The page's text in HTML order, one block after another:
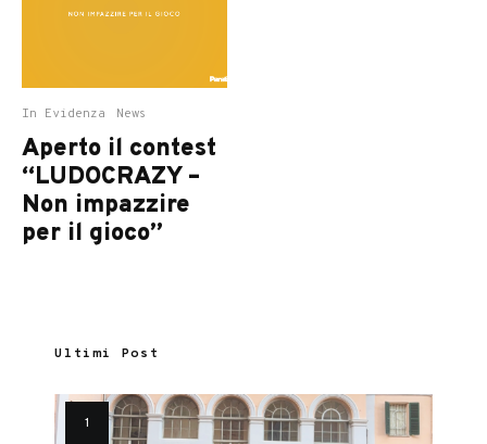
In Evidenza News
Aperto il contest
“LUDOCRAZY –
Non impazzire
per il gioco”
Ultimi Post